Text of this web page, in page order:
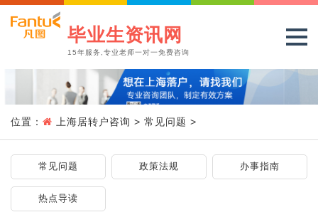
毕业生资讯网
15年服务,专业老师一对一免费咨询
位置： 上海居转户咨询 > 常见问题 >
常见问题 政策法规 办事指南
热点导读